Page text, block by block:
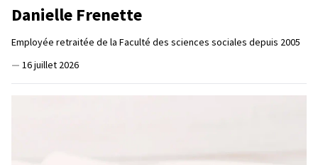
Danielle Frenette
Employée retraitée de la Faculté des sciences sociales depuis 2005
— 16 juillet 2026